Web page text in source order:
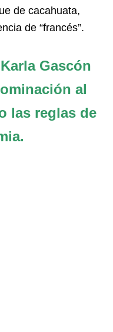
de cacahuata,
de “francés”.
Karla Gascón
al
las reglas de